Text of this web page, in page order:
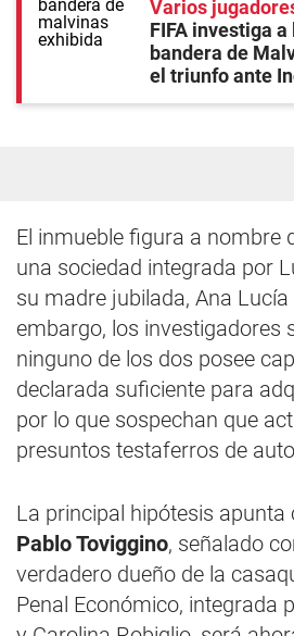
Varios
FIFA investiga a
bandera de
el triunfo ante
El inmueble figura a nombre
una sociedad integrada por
su madre jubilada, Ana Lucía
embargo, los investigadores
ninguno de los dos posee
declarada suficiente para
por lo que sospechan que
presuntos testaferros de
La principal hipótesis apunta
Pablo Toviggino, señalado
verdadero dueño de la
Penal Económico, integrada